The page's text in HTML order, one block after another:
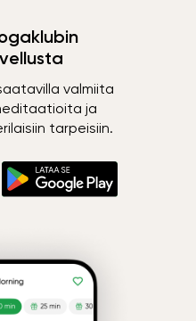
valmiita
ja
tarpeisiin.